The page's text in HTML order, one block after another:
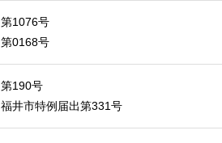
第1076号
第0168号
第190号
福井市特例届出第331号